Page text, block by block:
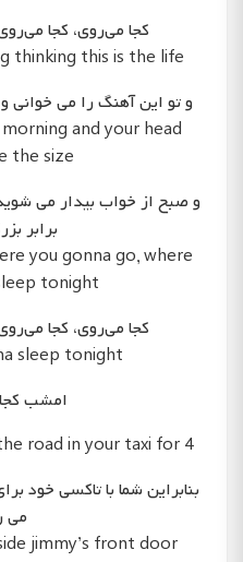
کجا می‌روی، کجا
thinking this is the life
و تو این آهنگ را می
and your head
the size
و صبح از خواب بیدار می
برابر
you gonna go, where
tonight?
کجا می‌روی، کجا
sleep tonight
امشب
road in your taxi for 4
می
jimmy’s front door